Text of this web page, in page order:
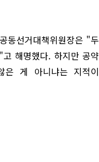
동선거대책위원장은 "두
해명했다. 하지만 공약
은 게 아니냐는 지적이